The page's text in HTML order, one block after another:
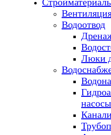
Водоотвод
Люки
насосы